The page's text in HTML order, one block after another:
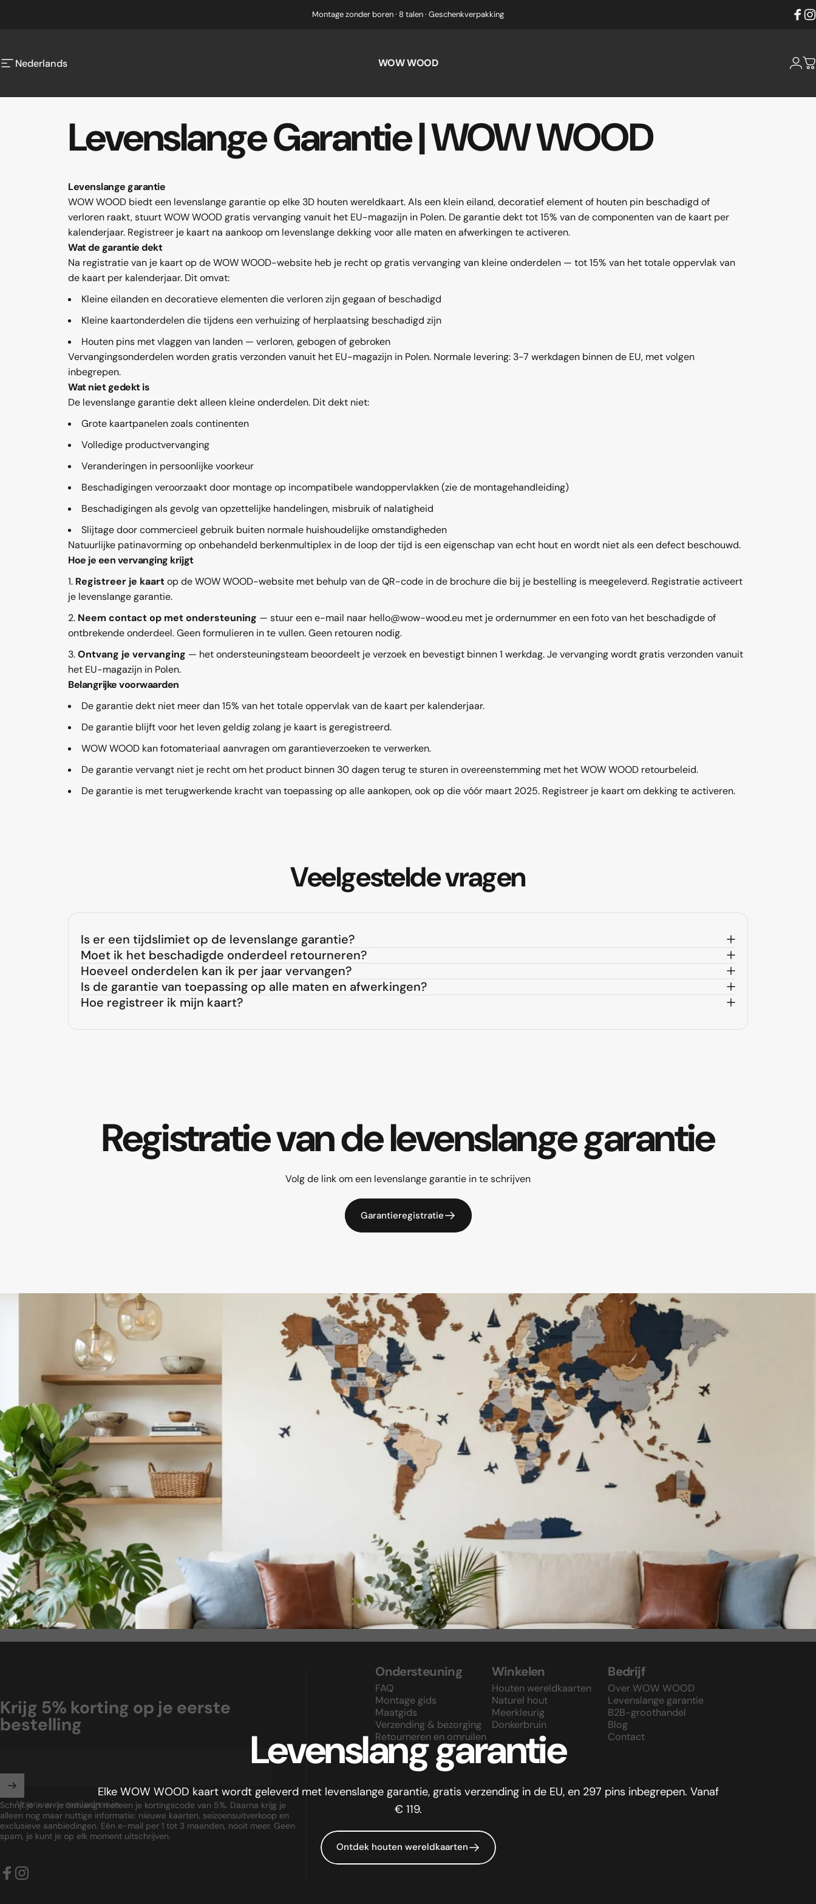
Montage zonder boren · 8 talen · Geschenkverpakking
Nederlands
Site navigatie WOW WOOD Login
LevenslangeGarantie|WOWWOOD
Levenslange garantie
WOW WOOD biedt een levenslange garantie op elke 3D houten wereldkaart. Als een klein eiland, decoratief element of houten pin beschadigd of
verloren raakt, stuurt WOW WOOD gratis vervanging vanuit het EU-magazijn in Polen. De garantie dekt tot 15% van de componenten van de kaart per
kalenderjaar. Registreer je kaart na aankoop om levenslange dekking voor alle maten en afwerkingen te activeren.
Wat de garantie dekt
Na registratie van je kaart op de WOW WOOD-website heb je recht op gratis vervanging van kleine onderdelen — tot 15% van het totale oppervlak van
de kaart per kalenderjaar. Dit omvat:
Kleine eilanden en decoratieve elementen die verloren zijn gegaan of beschadigd
Kleine kaartonderdelen die tijdens een verhuizing of herplaatsing beschadigd zijn
Houten pins met vlaggen van landen — verloren, gebogen of gebroken
Vervangingsonderdelen worden gratis verzonden vanuit het EU-magazijn in Polen. Normale levering: 3-7 werkdagen binnen de EU, met volgen
inbegrepen.
Wat niet gedekt is
De levenslange garantie dekt alleen kleine onderdelen. Dit dekt niet:
Grote kaartpanelen zoals continenten
Volledige productvervanging
Veranderingen in persoonlijke voorkeur
Beschadigingen veroorzaakt door montage op incompatibele wandoppervlakken (zie de montagehandleiding)
Beschadigingen als gevolg van opzettelijke handelingen, misbruik of nalatigheid
Slijtage door commercieel gebruik buiten normale huishoudelijke omstandigheden
Natuurlijke patinavorming op onbehandeld berkenmultiplex in de loop der tijd is een eigenschap van echt hout en wordt niet als een defect beschouwd.
Hoe je een vervanging krijgt
Registreer je kaartop de WOW WOOD-website met behulp van de QR-code in de brochure die bij je bestelling is meegeleverd. Registratie activeert
je levenslange garantie.
Neem contact op met ondersteuning — stuur een e-mail naar hello@wow-wood.eu met je ordernummer en een foto van het beschadigde of
ontbrekende onderdeel. Geen formulieren in te vullen. Geen retouren nodig.
Ontvang je vervanging — het ondersteuningsteam beoordeelt je verzoek en bevestigt binnen 1 werkdag. Je vervanging wordt gratis verzonden vanuit
het EU-magazijn in Polen.
Belangrijke voorwaarden
De garantie dekt niet meer dan 15% van het totale oppervlak van de kaart per kalenderjaar.
De garantie blijft voor het leven geldig zolang je kaart is geregistreerd.
WOW WOOD kan fotomateriaal aanvragen om garantieverzoeken te verwerken.
De garantie vervangt niet je recht om het product binnen 30 dagen terug te sturen in overeenstemming met het WOW WOOD retourbeleid.
De garantie is met terugwerkende kracht van toepassing op alle aankopen, ook op die vóór maart 2025. Registreer je kaart om dekking te activeren.
Veelgesteldevragen
Is er een tijdslimiet op de levenslange garantie?
Moet ik het beschadigde onderdeel retourneren?
Hoeveel onderdelen kan ik per jaar vervangen?
Is de garantie van toepassing op alle maten en afwerkingen?
Hoe registreer ik mijn kaart?
Registratievandelevenslangegarantie
Volg de link om een levenslange garantie in te schrijven
Garantieregistratie
Levenslanggarantie
Elke WOW WOOD kaart wordt geleverd met levenslange garantie, gratis verzending in de EU, en 297 pins inbegrepen. Vanaf
€ 119.
Ontdek houten wereldkaarten
Ondersteuning
FAQ
Montage gids
Maatgids
Verzending & bezorging
Retourneren en omruilen
Winkelen
Houten wereldkaarten
Naturel hout
Meerkleurig
Donkerbruin
Bedrijf
Over WOW WOOD
Levenslange garantie
B2B-groothandel
Blog
Contact
Krijg 5% korting op je eerste
bestelling
Voer uw e-mailadres in
Schrijf je in en je ontvangt meteen je kortingscode van 5%. Daarna krijg je
alleen nog maar nuttige informatie: nieuwe kaarten, seizoensuitverkoop en
exclusieve aanbiedingen. Eén e-mail per 1 tot 3 maanden, nooit meer. Geen
spam, je kunt je op elk moment uitschrijven.